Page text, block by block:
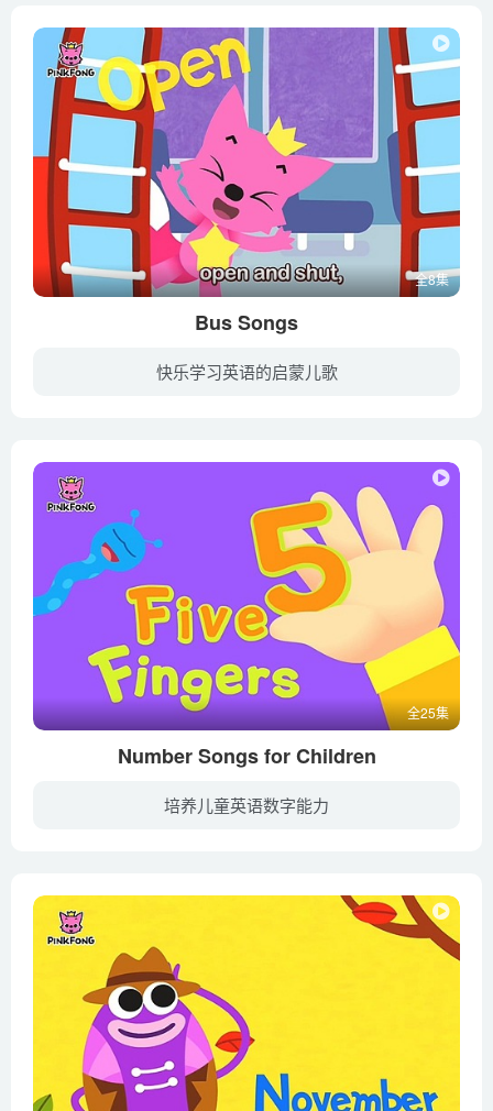
全8集
Bus Songs
快乐学习英语的启蒙儿歌
全25集
Number Songs for Children
培养儿童英语数字能力